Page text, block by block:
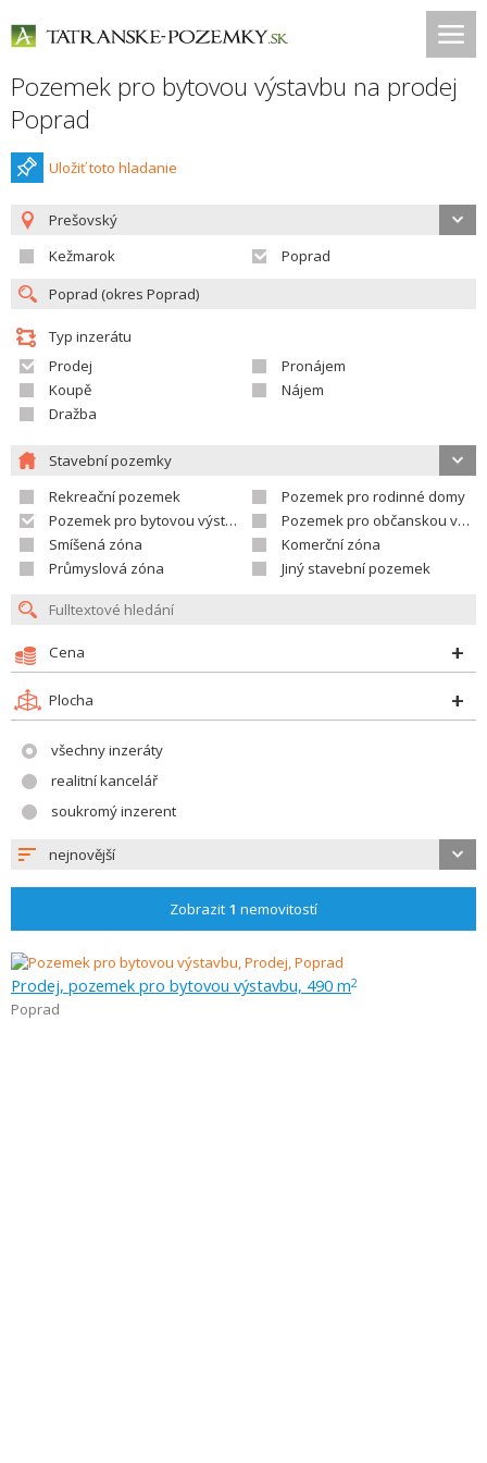
Pozemek pro bytovou výstavbu na prodej
Poprad
Uložiť toto hladanie
Prešovský
Kežmarok
Poprad
Typ inzerátu
Prodej
Pronájem
Koupě
Nájem
Dražba
Stavební pozemky
Rekreační pozemek
Pozemek pro rodinné domy
Pozemek pro bytovou výstavbu
Pozemek pro občanskou vybavenost
Smíšená zóna
Komerční zóna
Průmyslová zóna
Jiný stavební pozemek
Cena
Plocha
všechny inzeráty
realitní kancelář
soukromý inzerent
nejnovější
Zobrazit 1 nemovitostí
Prodej, pozemek pro bytovou výstavbu, 490 m2
Poprad